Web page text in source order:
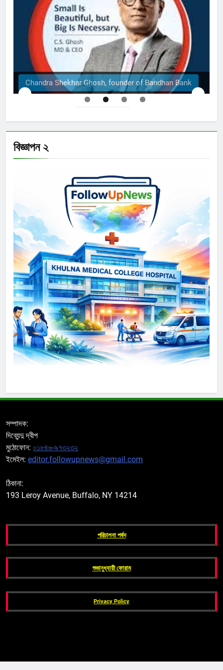
The Structural Engineers Ltd | Dhaka
বিজ্ঞাপন ২
সম্পাদক:
দিব্যেন্দু দ্বীপ
মুঠোফোন: ০১৮৪৬-৯৭৩২৩২
ইমেইল: editor.followupnews@gmail.com
ঠিকানা:
193 Leroy Avenue, Buffalo, NY 14214
পরিচালনা পর্ষদ
শুভানুধ্যায়ী ফোরাম
Privacy Policy